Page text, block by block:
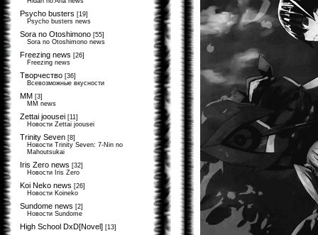
Psycho busters [19]
Psycho busters news
Sora no Otoshimono [55]
Sora no Otoshimono news
Freezing news [26]
Freezing news
Творчество [36]
Всевозможные вкусности
MM [3]
MM news
Zettai joousei [11]
Новости Zettai joousei
Trinity Seven [8]
Новости Trinity Seven: 7-Nin no
Mahoutsukai
Iris Zero news [32]
Новости Iris Zero
Koi Neko news [26]
Новости Koineko
Sundome news [2]
Новости Sundome
High School DxD[Novel] [13]